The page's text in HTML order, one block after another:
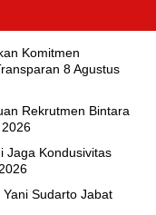
Komitmen
8 Agustus
Rekrutmen Bintara
Jaga Kondusivitas
Sudarto Jabat